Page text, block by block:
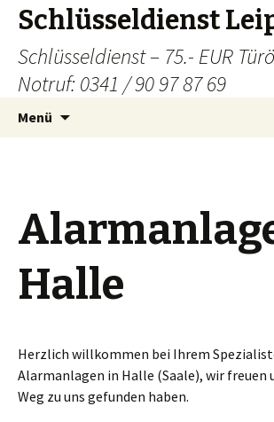
Schlüsseldienst
Schlüsseldienst – 75.- EUR
Notruf: 0341 / 90 97 87 69
Menü
Halle
Herzlich willkommen bei Ihrem
Alarmanlagen in Halle (Saale), wir freuen
Weg zu uns gefunden haben.